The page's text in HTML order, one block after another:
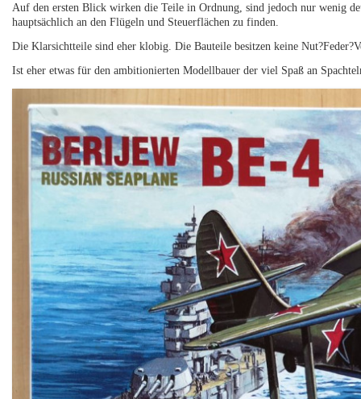
Auf den ersten Blick wirken die Teile in Ordnung, sind jedoch nur wenig
hauptsächlich an den Flügeln und Steuerflächen zu finden.
Die Klarsichtteile sind eher klobig. Die Bauteile besitzen keine
Ist eher etwas für den ambitionierten Modellbauer der viel Spaß an